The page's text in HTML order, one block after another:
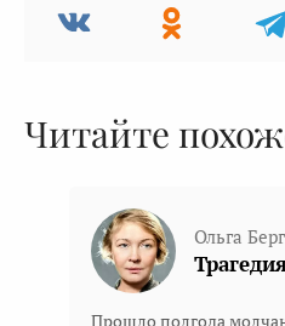
Читайте
Ольга
Прошло полгода